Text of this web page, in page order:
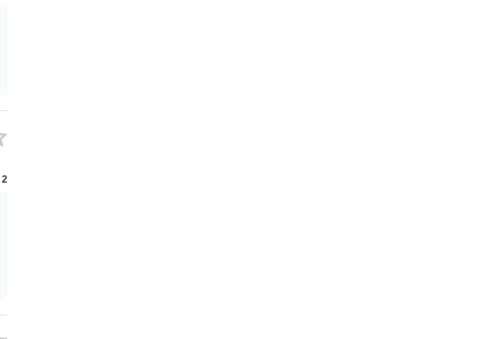
2